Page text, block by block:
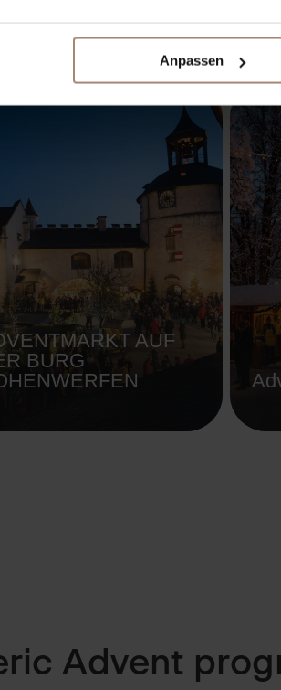
Anpassen
– Mittwoch, Donnerstag & Freitag
Feiertage und 9.12. (10 bis
AUF
BURG
Advent